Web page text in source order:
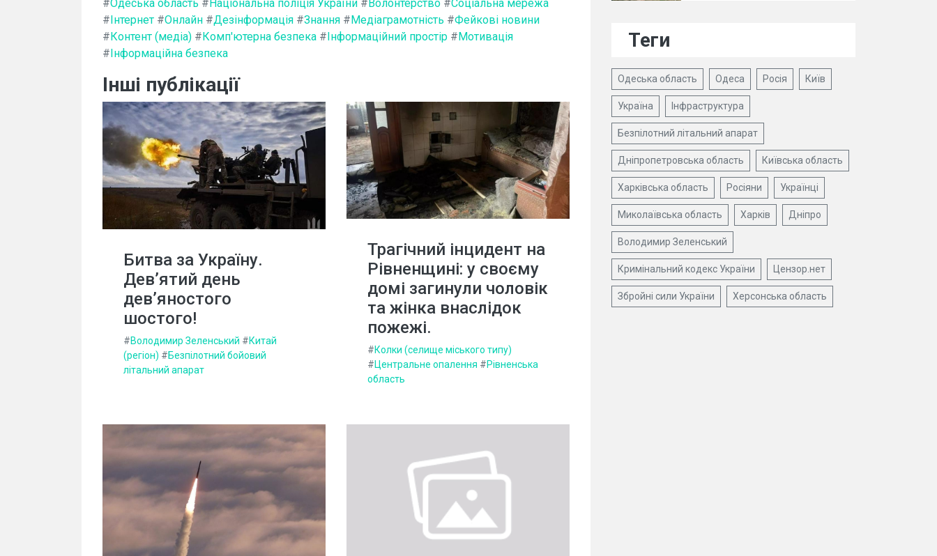
#Одеська область #Національна поліція України #Волонтерство #Соціальна мережа
#Інтернет #Онлайн #Дезінформація #Знання #Медіаграмотність #Фейкові новини
#Контент (медіа) #Комп'ютерна безпека #Інформаційний простір #Мотивація
#Інформаційна безпека
Інші публікації
Битва за Україну.
Дев’ятий день
дев’яностого
шостого!
#Володимир Зеленський #Китай
(регіон) #Безпілотний бойовий
літальний апарат
Трагічний інцидент на
Рівненщині: у своєму
домі загинули чоловік
та жінка внаслідок
пожежі.
#Колки (селище міського типу)
#Центральне опалення #Рівненська
область
Теги
Одеська область Одеса Росія Київ
Україна Інфраструктура
Безпілотний літальний апарат
Дніпропетровська область Київська область
Харківська область Росіяни Українці
Миколаївська область Харків Дніпро
Володимир Зеленський
Кримінальний кодекс України Цензор.нет
Збройні сили України Херсонська область